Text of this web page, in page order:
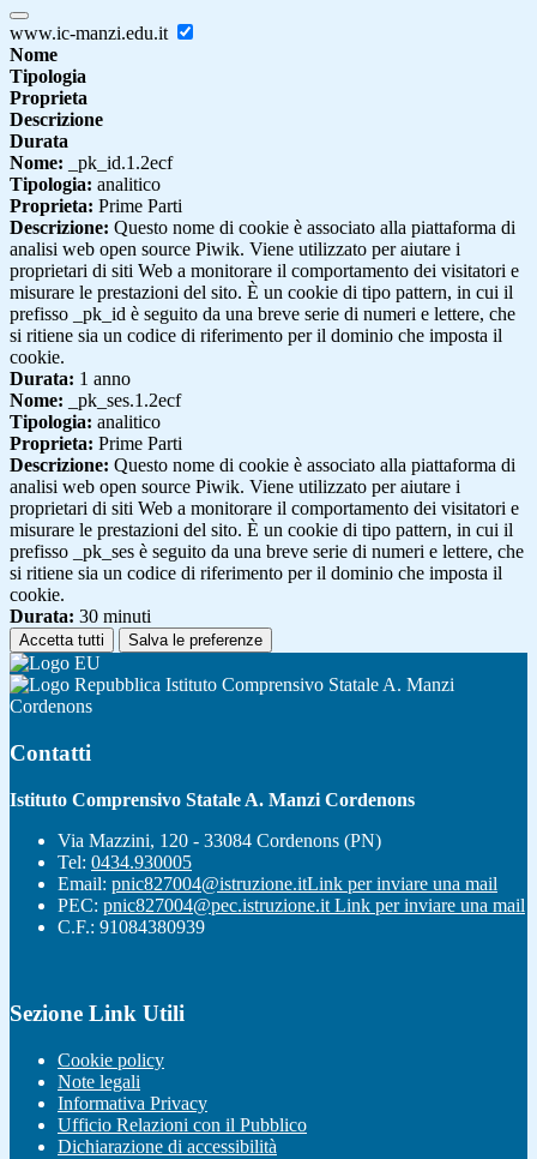
www.ic-manzi.edu.it
Nome
Tipologia
Proprieta
Descrizione
Durata
Nome: _pk_id.1.2ecf
Tipologia: analitico
Proprieta: Prime Parti
Descrizione: Questo nome di cookie è associato alla piattaforma di
analisi web open source Piwik. Viene utilizzato per aiutare i
proprietari di siti Web a monitorare il comportamento dei visitatori e
misurare le prestazioni del sito. È un cookie di tipo pattern, in cui il
prefisso _pk_id è seguito da una breve serie di numeri e lettere, che
si ritiene sia un codice di riferimento per il dominio che imposta il
cookie.
Durata: 1 anno
Nome: _pk_ses.1.2ecf
Tipologia: analitico
Proprieta: Prime Parti
Descrizione: Questo nome di cookie è associato alla piattaforma di
analisi web open source Piwik. Viene utilizzato per aiutare i
proprietari di siti Web a monitorare il comportamento dei visitatori e
misurare le prestazioni del sito. È un cookie di tipo pattern, in cui il
prefisso _pk_ses è seguito da una breve serie di numeri e lettere, che
si ritiene sia un codice di riferimento per il dominio che imposta il
cookie.
Durata: 30 minuti
Accetta tutti Salva le preferenze
Istituto Comprensivo Statale A. Manzi
Cordenons
Contatti
Istituto Comprensivo Statale A. Manzi Cordenons
Via Mazzini, 120 - 33084 Cordenons (PN)
Tel: 0434.930005
Email: pnic827004@istruzione.itLink per inviare una mail
PEC: pnic827004@pec.istruzione.it Link per inviare una mail
C.F.: 91084380939
Sezione Link Utili
Cookie policy
Note legali
Informativa Privacy
Ufficio Relazioni con il Pubblico
Dichiarazione di accessibilità